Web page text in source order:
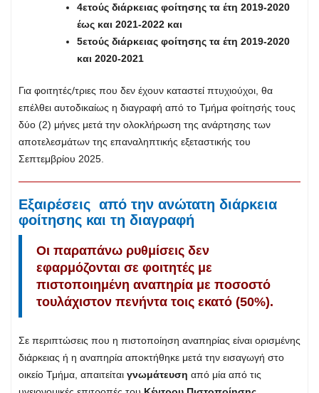
4ετούς διάρκειας φοίτησης τα έτη 2019-2020
έως και 2021-2022 και
5ετούς διάρκειας φοίτησης τα έτη 2019-2020
και 2020-2021
Για φοιτητές/τριες που δεν έχουν καταστεί πτυχιούχοι, θα
επέλθει αυτοδικαίως η διαγραφή από το Τμήμα φοίτησής τους
δύο (2) μήνες μετά την ολοκλήρωση της ανάρτησης των
αποτελεσμάτων της επαναληπτικής εξεταστικής του
Σεπτεμβρίου 2025.
Εξαιρέσεις από την ανώτατη διάρκεια
φοίτησης και τη διαγραφή
Οι παραπάνω ρυθμίσεις δεν
εφαρμόζονται σε φοιτητές με
πιστοποιημένη αναπηρία με ποσοστό
τουλάχιστον πενήντα τοις εκατό (50%).
Σε περιπτώσεις που η πιστοποίηση αναπηρίας είναι ορισμένης
διάρκειας ή η αναπηρία αποκτήθηκε μετά την εισαγωγή στο
οικείο Τμήμα, απαιτείται γνωμάτευση από μία από τις